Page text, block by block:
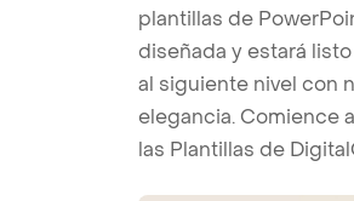
plantillas de
diseñada y estará
al siguiente nivel con
elegancia. Comience
las Plantillas de